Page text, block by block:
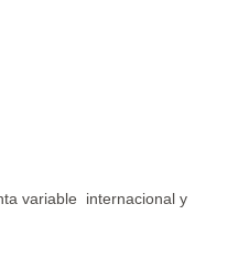
variable
internacional y